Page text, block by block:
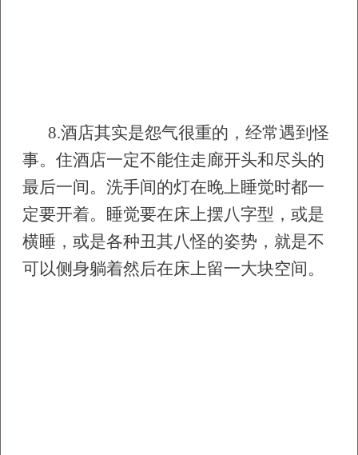
8.酒店其实是怨气很重的，经常遇到怪
事。住酒店一定不能住走廊开头和尽头的
最后一间。洗手间的灯在晚上睡觉时都一
定要开着。睡觉要在床上摆八字型，或是
横睡，或是各种丑其八怪的姿势，就是不
可以侧身躺着然后在床上留一大块空间。